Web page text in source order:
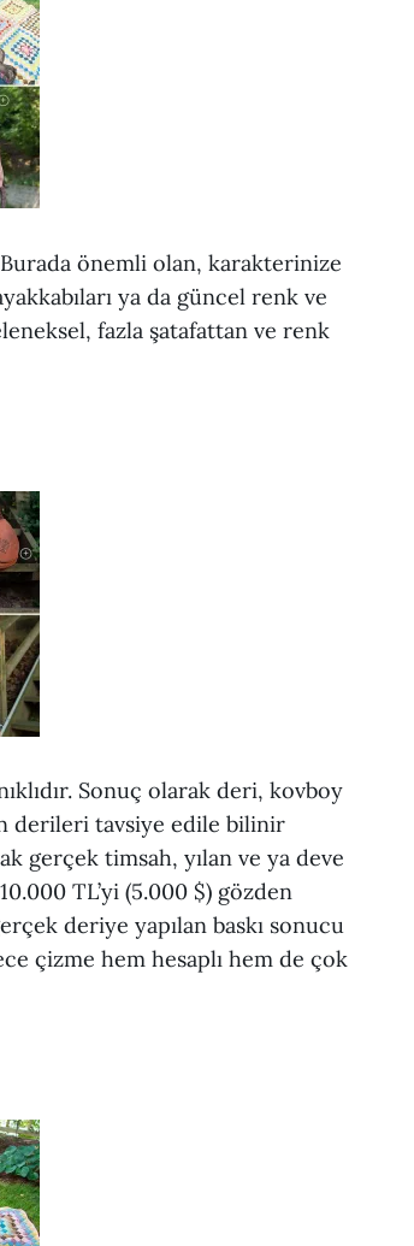
önemli olan, karakterinize
ya da güncel renk ve
fazla şatafattan ve renk
Sonuç olarak deri, kovboy
derileri tavsiye edile bilinir
gerçek timsah, yılan ve ya deve
TL’yi (5.000 $) gözden
deriye yapılan baskı sonucu
çizme hem hesaplı hem de çok